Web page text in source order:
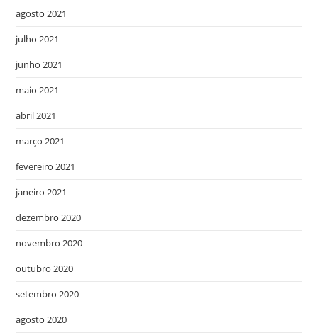
agosto 2021
julho 2021
junho 2021
maio 2021
abril 2021
março 2021
fevereiro 2021
janeiro 2021
dezembro 2020
novembro 2020
outubro 2020
setembro 2020
agosto 2020